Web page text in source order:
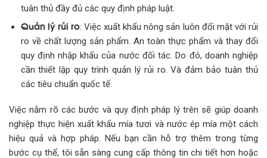
tuân thủ đầy đủ các quy định pháp luật.
Quản lý rủi ro: Việc xuất khẩu nông sản luôn đối mặt với rủi
ro về chất lượng sản phẩm. An toàn thực phẩm và thay đổi
quy định nhập khẩu của nước đối tác. Do đó, doanh nghiệp
cần thiết lập quy trình quản lý rủi ro. Và đảm bảo tuân thủ
các tiêu chuẩn quốc tế.
Việc nắm rõ các bước và quy định pháp lý trên sẽ giúp doanh
nghiệp thực hiện xuất khẩu mía tươi và nước ép mía một cách
hiệu quả và hợp pháp. Nếu bạn cần hỗ trợ thêm trong từng
bước cụ thể, tôi sẵn sàng cung cấp thông tin chi tiết hơn hoặc